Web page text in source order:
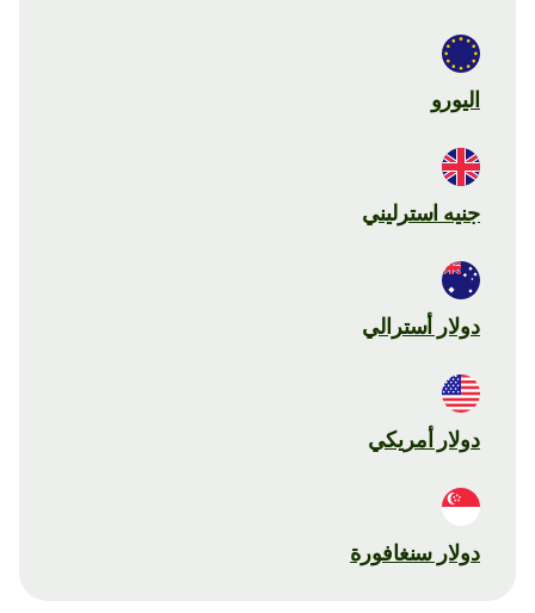
اليورو
جنيه استرليني
دولار أسترالي
دولار أمريكي
دولار سنغافورة